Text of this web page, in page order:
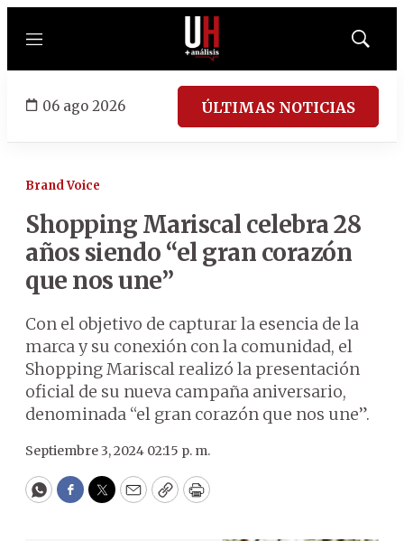
Menú
Mostrar
06 ago 2026 ÚLTIMAS NOTICIAS
Brand Voice
Shopping Mariscal celebra 28
años siendo “el gran corazón
que nos une”
Con el objetivo de capturar la esencia de la
marca y su conexión con la comunidad, el
Shopping Mariscal realizó la presentación
oficial de su nueva campaña aniversario,
denominada “el gran corazón que nos une”.
Septiembre 3, 2024 02:15 p. m.
WhatsApp
Facebook
Twitter
EmailCopyPrint